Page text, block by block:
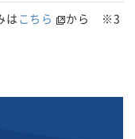
は こちら
から ※3